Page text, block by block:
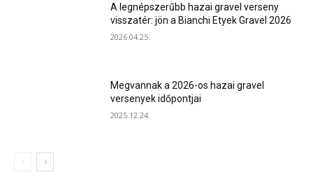
A legnépszerűbb hazai gravel verseny
visszatér: jön a Bianchi Etyek Gravel 2026
2026.04.25.
Megvannak a 2026-os hazai gravel
versenyek időpontjai
2025.12.24.